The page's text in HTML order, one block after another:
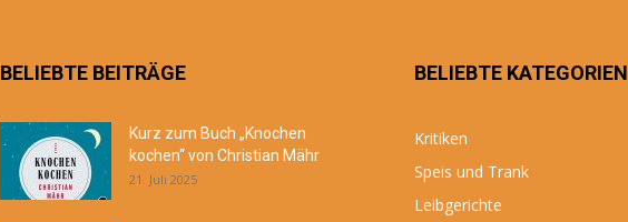
BELIEBTE BEITRÄGE
Kurz zum Buch „Knochen
kochen“ von Christian Mähr
21. Juli 2025
BELIEBTE KATEGORIEN
Kritiken
Speis und Trank
Leibgerichte